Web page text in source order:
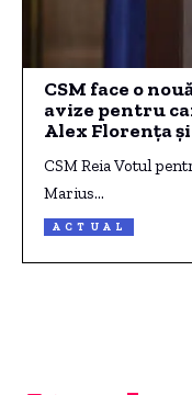
CSM face o
avize pentru
Alex Florenţa
CSM Reia Votul
Marius…
ACTUAL